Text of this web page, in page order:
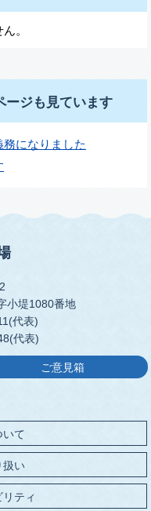
。
ージも見ています
になりました
小堤1080番地
代表)
代表)
ご意見箱
いて
扱い
ティ